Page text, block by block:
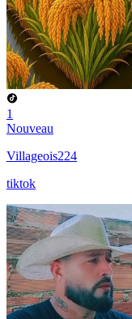
1
Nouveau
Villageois224
tiktok